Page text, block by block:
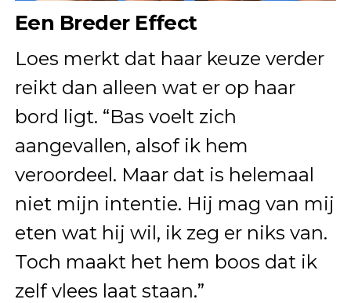
Een Breder Effect
Loes merkt dat haar keuze verder
reikt dan alleen wat er op haar
bord ligt. “Bas voelt zich
aangevallen, alsof ik hem
veroordeel. Maar dat is helemaal
niet mijn intentie. Hij mag van mij
eten wat hij wil, ik zeg er niks van.
Toch maakt het hem boos dat ik
zelf vlees laat staan.”